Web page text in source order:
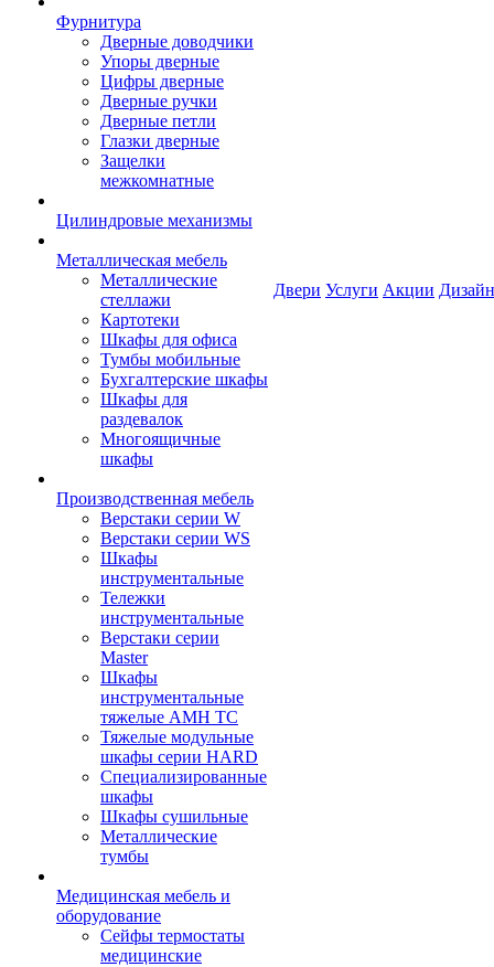
Фурнитура
Дверные доводчики
Упоры дверные
Цифры дверные
Дверные ручки
Дверные петли
Глазки дверные
Защелки
межкомнатные
Цилиндровые механизмы
Металлическая мебель
Металлические
стеллажи
Картотеки
Шкафы для офиса
Тумбы мобильные
Бухгалтерские шкафы
Шкафы для
раздевалок
Многоящичные
шкафы
Производственная мебель
Верстаки серии W
Верстаки серии WS
Шкафы
инструментальные
Тележки
инструментальные
Верстаки серии
Master
Шкафы
инструментальные
тяжелые AMH TC
Тяжелые модульные
шкафы серии HARD
Cпециализированные
шкафы
Шкафы сушильные
Металлические
тумбы
Медицинская мебель и
оборудование
Сейфы термостаты
медицинские
Двери Услуги Акции